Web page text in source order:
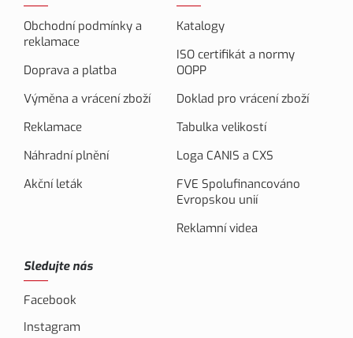
Obchodní podmínky a
reklamace
Doprava a platba
Výměna a vrácení zboží
Reklamace
Náhradní plnění
Akční leták
Katalogy
ISO certifikát a normy
OOPP
Doklad pro vrácení zboží
Tabulka velikostí
Loga CANIS a CXS
FVE Spolufinancováno
Evropskou unií
Reklamní videa
Sledujte nás
Facebook
Instagram